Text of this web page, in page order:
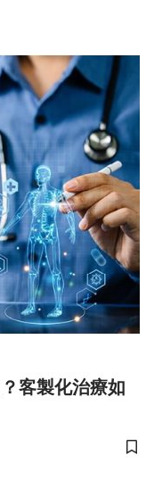
客製化治療如
儲